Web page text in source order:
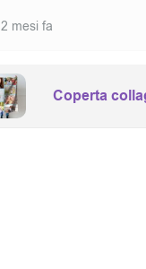
2 mesi fa
Coperta